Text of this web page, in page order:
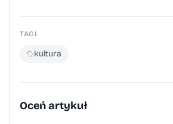
TAGI
kultura
Oceń artykuł